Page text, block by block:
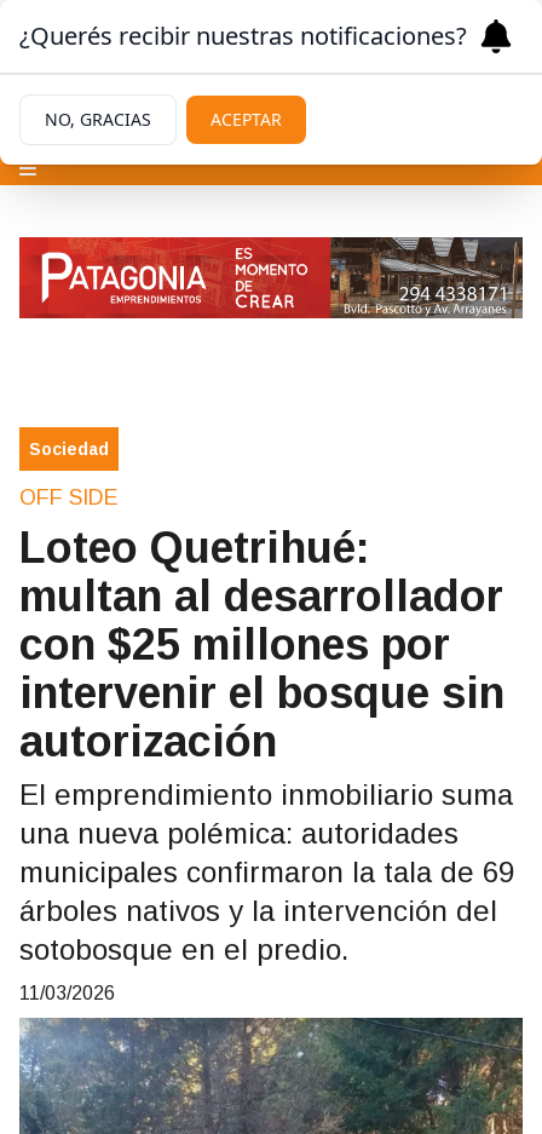
Sociedad
OFF SIDE
Loteo Quetrihué:
multan al desarrollador
con $25 millones por
intervenir el bosque sin
autorización
El emprendimiento inmobiliario suma
una nueva polémica: autoridades
municipales confirmaron la tala de 69
árboles nativos y la intervención del
sotobosque en el predio.
11/03/2026
¿Querés recibir nuestras notificaciones?
NO, GRACIAS ACEPTAR